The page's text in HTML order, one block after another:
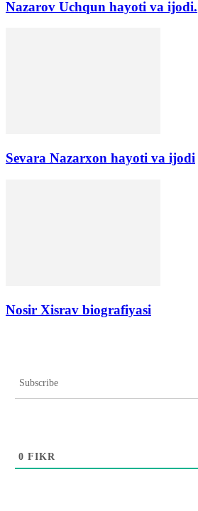
Nazarov Uchqun hayoti va ijodi.
Sevara Nazarxon hayoti va ijodi
Nosir Xisrav biografiyasi
Subscribe
0 FIKR